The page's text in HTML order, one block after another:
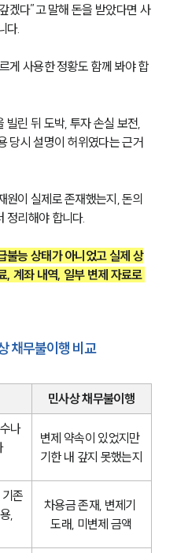
겠다”고 말해 돈을 받았다면 사
다.
게 사용한 정황도 함께 봐야 합
빌린 뒤 도박, 투자 손실 보전,
당시 설명이 허위였다는 근거
이 실제로 존재했는지, 돈의
정리해야 합니다.
불능 상태가 아니었고 실제 상
, 계좌 내역, 일부 변제 자료로
채무불이행 비교
민사상 채무불이행
나
변제 약속이 있었지만
기한 내 갚지 못했는지
존
,
차용금 존재, 변제기
도래, 미변제 금액